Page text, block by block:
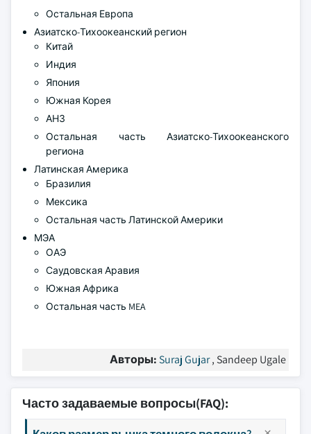
Остальная Европа
Азиатско-Тихоокеанский регион
Китай
Индия
Япония
Южная Корея
АНЗ
Остальная часть Азиатско-Тихоокеанского
региона
Латинская Америка
Бразилия
Мексика
Остальная часть Латинской Америки
МЭА
ОАЭ
Саудовская Аравия
Южная Африка
Остальная часть MEA
Авторы: Suraj Gujar, Sandeep Ugale
Часто задаваемые вопросы(FAQ):